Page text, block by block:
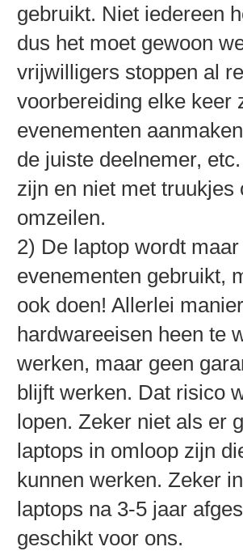
gebruikt. Niet iedereen
dus het moet gewoon
vrijwilligers stoppen al
voorbereiding elke keer
evenementen
de juiste deelnemer,
zijn en niet met
omzeilen.
2) De laptop wordt
evenementen gebruikt,
ook doen! Allerlei
hardwareeisen heen te
werken, maar geen
blijft werken. Dat risico
lopen. Zeker niet als er
laptops in omloop zijn
kunnen werken. Zeker
laptops na 3-5 jaar
geschikt voor ons.